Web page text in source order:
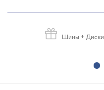
Шины + Диски